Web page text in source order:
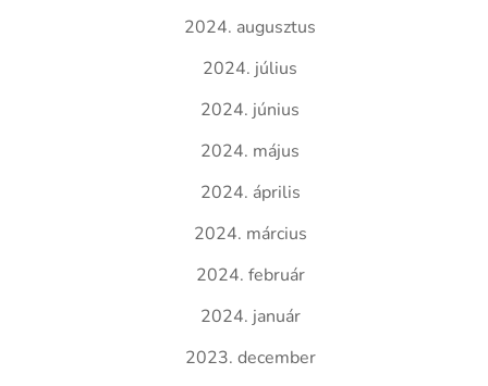
2024. augusztus
2024. július
2024. június
2024. május
2024. április
2024. március
2024. február
2024. január
2023. december